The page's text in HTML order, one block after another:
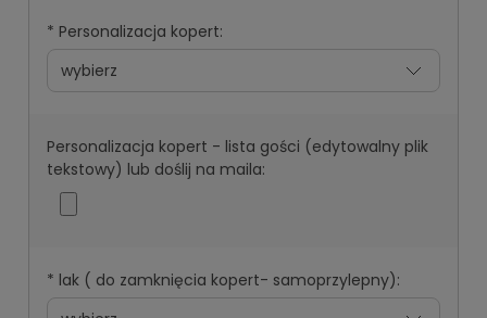
* Personalizacja kopert:
Personalizacja kopert - lista gości (edytowalny plik
tekstowy) lub doślij na maila:
* lak ( do zamknięcia kopert- samoprzylepny):